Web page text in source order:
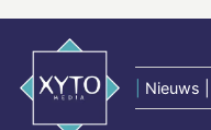
Nieuws